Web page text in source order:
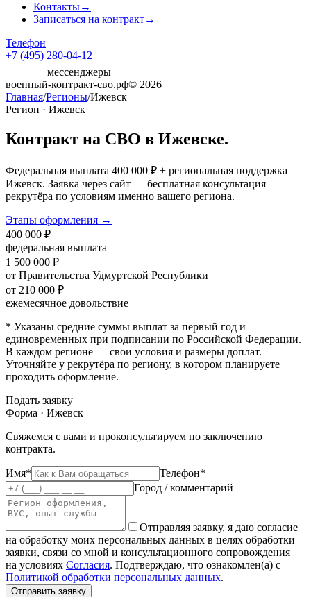
Контакты→
Записаться на контракт→
Телефон
+7 (495) 280-04-12
мессенджеры
военный-контракт-сво.рф© 2026
Главная/Регионы/Ижевск
Регион · Ижевск
Контракт на СВО в Ижевске.
Федеральная выплата 400 000 ₽ + региональная поддержка
Ижевск. Заявка через сайт — бесплатная консультация
рекрутёра по условиям именно вашего региона.
Этапы оформления →
400 000 ₽
федеральная выплата
1 500 000 ₽
от Правительства Удмуртской Республики
от 210 000 ₽
ежемесячное довольствие
* Указаны средние суммы выплат за первый год и
единовременных при подписании по Российской Федерации.
В каждом регионе — свои условия и размеры доплат.
Уточняйте у рекрутёра по региону, в котором планируете
проходить оформление.
Подать заявку
Форма · Ижевск
Свяжемся с вами и проконсультируем по заключению
контракта.
Имя*
Телефон*
Город / комментарий
Отправляя заявку, я даю согласие
на обработку моих персональных данных в целях обработки
заявки, связи со мной и консультационного сопровождения
на условиях Согласия. Подтверждаю, что ознакомлен(а) с
Политикой обработки персональных данных.
Отправить заявку